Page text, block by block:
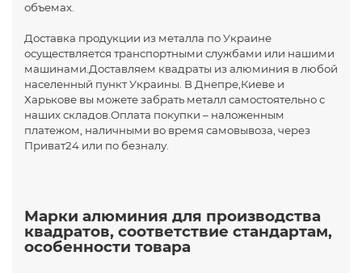
объемах.
Доставка продукции из металла по Украине
осуществляется транспортными службами или нашими
машинами.Доставляем квадраты из алюминия в любой
населенный пункт Украины. В Днепре,Киеве и
Харькове вы можете забрать металл самостоятельно с
наших складов.Оплата покупки – наложенным
платежом, наличными во время самовывоза, через
Приват24 или по безналу.
Марки алюминия для производства
квадратов, соответствие стандартам,
особенности товара